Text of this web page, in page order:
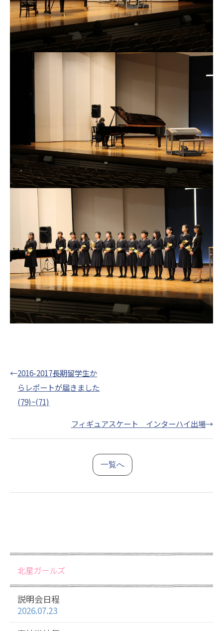
←2016-2017長期留学生か
らレポートが届きました
(79)~(71)
フィギュアスケート インターハイ出場→
一覧へ
北星ガールズ
説明会日程
2026.07.23